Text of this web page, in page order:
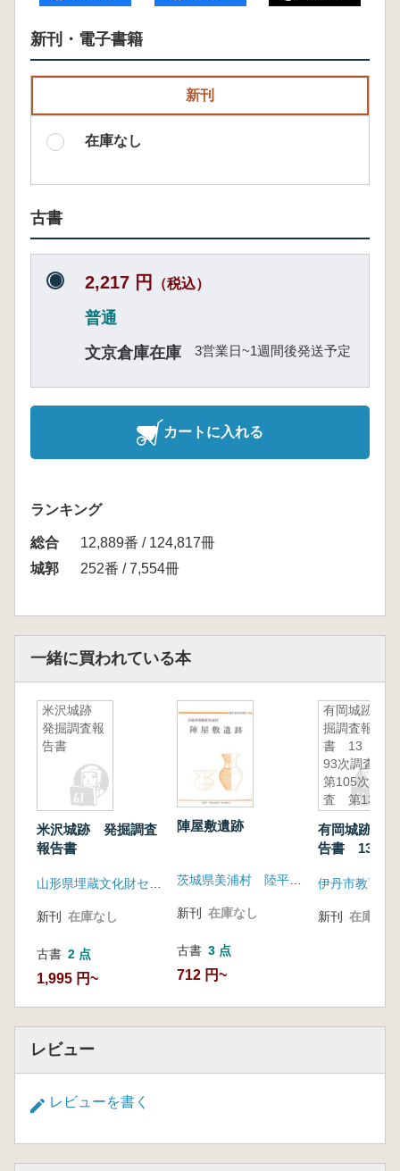
新刊・電子書籍
新刊
在庫なし
古書
2,217 円 （税込）
普通
文京倉庫在庫
3営業日~1週間後発送予定
カートに入れる
ランキング
総合
12,889番 / 124,817冊
城郭
252番 / 7,554冊
一緒に買われている本
米沢城跡
発掘調査報
告書
米沢城跡 発掘調査
報告書
新刊 在庫なし
古書 2 点
1,995 円~
陣屋敷遺跡
茨城県美浦村 陸平調査会
新刊 在庫なし
古書 3 点
712 円~
有岡城跡発
掘調査報告
書 13 第
93次調査
第105次調
査 第131
有岡城跡発
告書 13 第
第131次調査
伊丹市教育委
新刊 在庫なし
レビュー
レビューを書く